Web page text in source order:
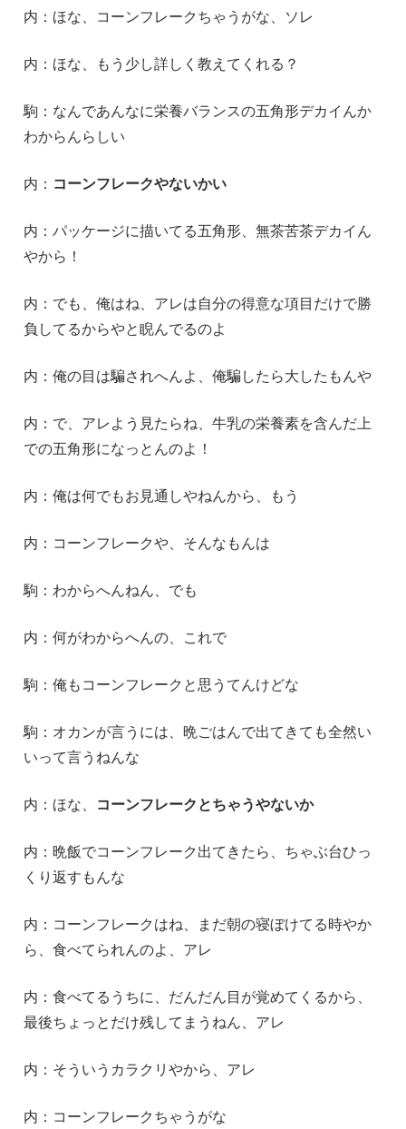
内：ほな、コーンフレークちゃうがな、ソレ
内：ほな、もう少し詳しく教えてくれる？
駒：なんであんなに栄養バランスの五角形デカイんか
わからんらしい
内： コーンフレークやないかい
内：パッケージに描いてる五角形、無茶苦茶デカイん
やから！
内：でも、俺はね、アレは自分の得意な項目だけで勝
負してるからやと睨んでるのよ
内：俺の目は騙されへんよ、俺騙したら大したもんや
内：で、アレよう見たらね、牛乳の栄養素を含んだ上
での五角形になっとんのよ！
内：俺は何でもお見通しやねんから、もう
内：コーンフレークや、そんなもんは
駒：わからへんねん、でも
内：何がわからへんの、これで
駒：俺もコーンフレークと思うてんけどな
駒：オカンが言うには、晩ごはんで出てきても全然い
いって言うねんな
内：ほな、 コーンフレークとちゃうやないか
内：晩飯でコーンフレーク出てきたら、ちゃぶ台ひっ
くり返すもんな
内：コーンフレークはね、まだ朝の寝ぼけてる時やか
ら、食べてられんのよ、アレ
内：食べてるうちに、だんだん目が覚めてくるから、
最後ちょっとだけ残してまうねん、アレ
内：そういうカラクリやから、アレ
内：コーンフレークちゃうがな